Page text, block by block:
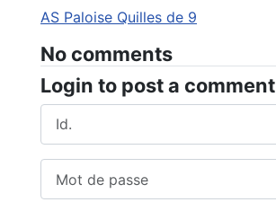
AS Paloise Quilles de 9
No comments
Login to post a comment